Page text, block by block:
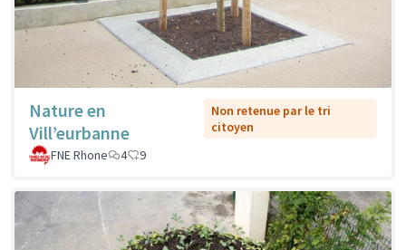
Nature en
Vill’eurbanne
Non retenue par le tri
citoyen
FNE Rhone
4 9